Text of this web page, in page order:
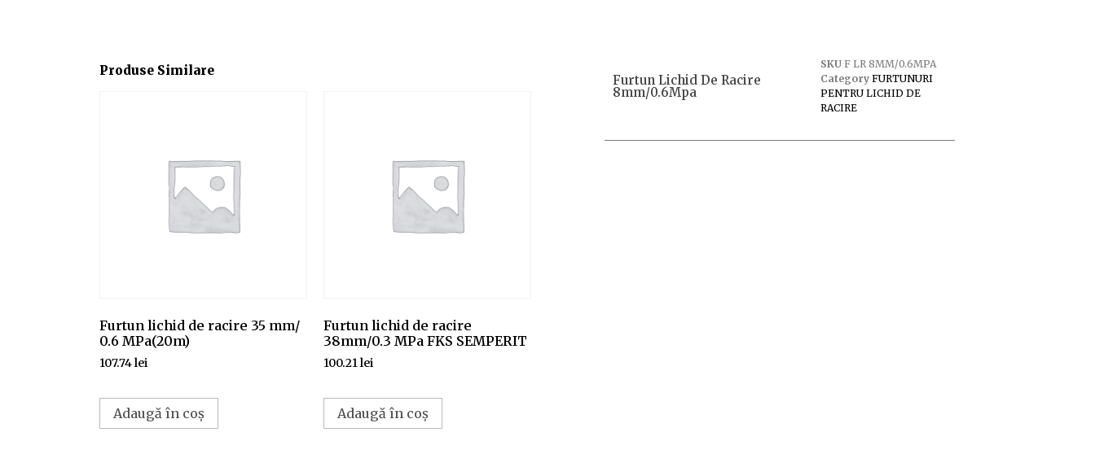
Produse Similare
Furtun lichid de racire 35 mm/
0.6 MPa(20m)
107.74lei
Adaugă în coș
Furtun lichid de racire
38mm/0.3 MPa FKS SEMPERIT
100.21lei
Adaugă în coș
Furtun Lichid De Racire
8mm/0.6Mpa
SKU F LR 8MM/0.6MPA
Category FURTUNURI
PENTRU LICHID DE
RACIRE